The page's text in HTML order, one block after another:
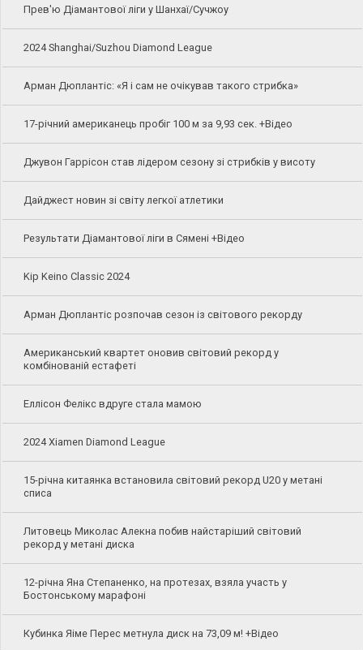
Прев'ю Діамантової ліги у Шанхаї/Сучжоу
2024 Shanghai/Suzhou Diamond League
Арман Дюплантіс: «Я і сам не очікував такого стрибка»
17-річний американець пробіг 100 м за 9,93 сек. +Відео
Джувон Гаррісон став лідером сезону зі стрибків у висоту
Дайджест новин зі світу легкої атлетики
Результати Діамантової ліги в Сямені +Відео
Kip Keino Classic 2024
Арман Дюплантіс розпочав сезон із світового рекорду
Американський квартет оновив світовий рекорд у
комбінованій естафеті
Еллісон Фелікс вдруге стала мамою
2024 Xiamen Diamond League
15-річна китаянка встановила світовий рекорд U20 у метані
списа
Литовець Миколас Алекна побив найстаріший світовий
рекорд у метані диска
12-річна Яна Степаненко, на протезах, взяла участь у
Бостонському марафоні
Кубинка Яіме Перес метнула диск на 73,09 м! +Відео